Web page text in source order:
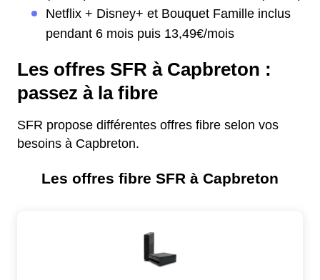
Netflix + Disney+ et Bouquet Famille inclus
pendant 6 mois puis 13,49€/mois
Les offres SFR à Capbreton :
passez à la fibre
SFR propose différentes offres fibre selon vos
besoins à Capbreton.